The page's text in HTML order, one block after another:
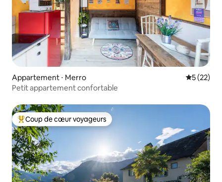
Appartement ⋅ Merro
5 (22)
Petit appartement confortable
Coups de cœur voyageurs les plus appréciés
Coup de cœur voyageurs